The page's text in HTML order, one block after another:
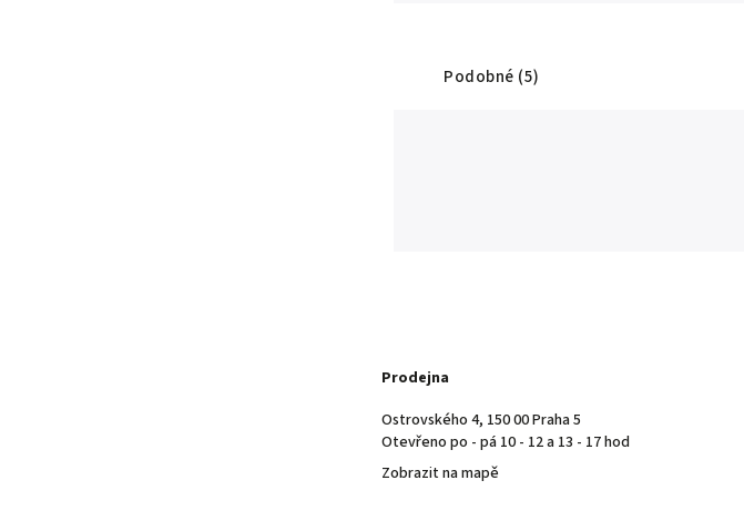
Podobné (5)
Prodejna
Ostrovského 4, 150 00 Praha 5
Otevřeno po - pá 10 - 12 a 13 - 17 hod
Zobrazit na mapě